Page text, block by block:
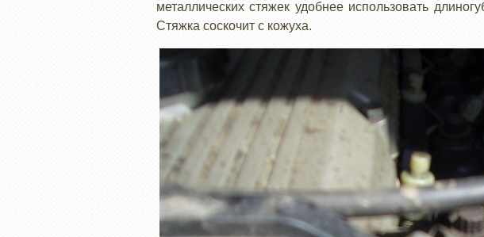
металлических стяжек удобнее использовать
Стяжка соскочит с кожуха.